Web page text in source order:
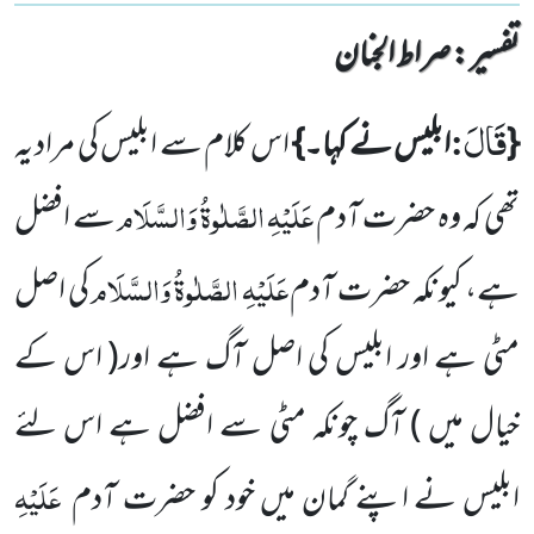
تفسیر : ‎صراط الجنان
{قَالَ:ابلیس نے کہا۔}اس کلام سے ابلیس کی مراد یہ
تھی کہ وہ حضرت آدمعَلَیْہِ الصَّلٰوۃُ وَالسَّلَامسے افضل
ہے، کیونکہ حضرت آدمعَلَیْہِ الصَّلٰوۃُ وَالسَّلَامکی اصل
مٹی ہے اور ابلیس کی اصل آگ ہے اور( اس کے
خیال میں )آگ چونکہ مٹی سے افضل ہے اس لئے
ابلیس نے اپنے گمان میں خود کو حضرت آدمعَلَیْہِ